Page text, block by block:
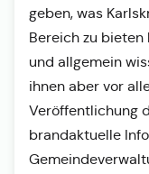
geben, was
Bereich zu
und allgemein
ihnen aber vor
Veröffentlichung
brandaktuelle